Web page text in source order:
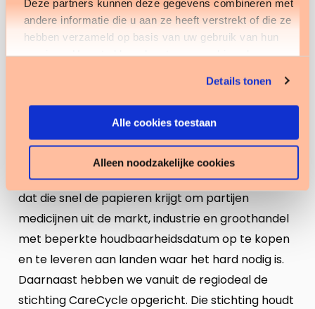
Deze partners kunnen deze gegevens combineren met
andere informatie die u aan ze heeft verstrekt of die ze
hebben verzameld op basis van uw gebruik van hun
services. U gaat akkoord met onze cookies als u onze
Details tonen
Alle cookies toestaan
Alleen noodzakelijke cookies
En toen?
“Toen zijn we gestopt en ons, samen met een
aantal ziekenhuizen, gaan bezighouden met
bedenken we nog steeds leuke dingen. Ook
hebben we een groothandelsvergunning geregeld
en zijn we daarmee een nieuw initiatief begonnen
vanuit onze eigen groothandel, Next. We hopen
dat die snel de papieren krijgt om partijen
medicijnen uit de markt, industrie en groothandel
met beperkte houdbaarheidsdatum op te kopen
en te leveren aan landen waar het hard nodig is.
Daarnaast hebben we vanuit de regiodeal de
stichting CareCycle opgericht. Die stichting houdt